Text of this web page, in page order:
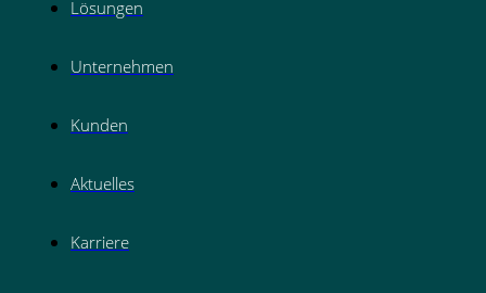
Lösungen
Unternehmen
Kunden
Aktuelles
Karriere